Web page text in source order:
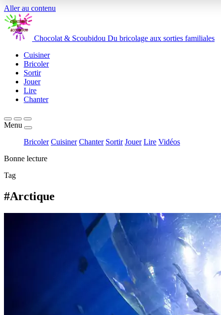
Aller au contenu
Chocolat & Scoubidou Du bricolage aux sorties familiales
Cuisiner
Bricoler
Sortir
Jouer
Lire
Chanter
Menu
Bricoler Cuisiner Chanter Sortir Jouer Lire Vidéos
Bonne lecture
Tag
#Arctique